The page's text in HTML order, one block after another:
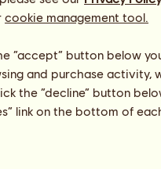
Anu Feenwald
Alter:
cookie management tool.
“accept” button below
and purchase activity,
the “decline” button
link on the bottom of